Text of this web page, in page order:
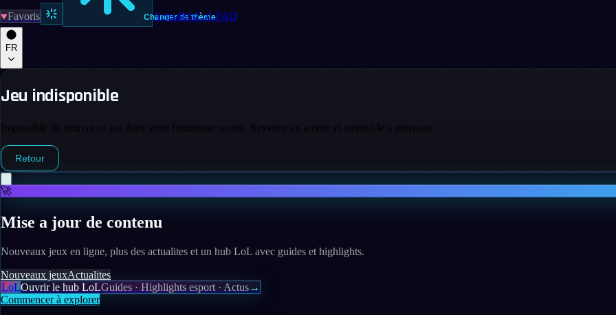
♥Favoris Changer de thème
ActualitésLoLFAQ
FR
Jeu indisponible
Impossible de trouver ce jeu dans votre historique recent. Revenez en arriere et ouvrez-le a nouveau.
Retour
🚀
Mise a jour de contenu
Nouveaux jeux en ligne, plus des actualites et un hub LoL avec guides et highlights.
Nouveaux jeuxActualites
LoLOuvrir le hub LoLGuides · Highlights esport · Actus→
Commencer à explorer